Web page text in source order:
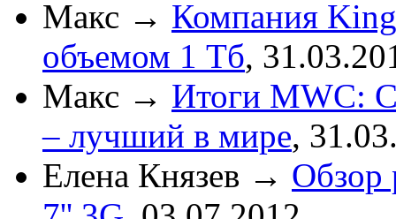
Макс → Компания
объемом 1 Тб,
Макс → Итоги MWC:
– лучший в мире,
Елена Князев → Обзор